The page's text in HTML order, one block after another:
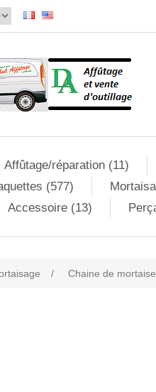
Affûtage/réparation (11)
(577)
Accessoire (13)
/ Chaine de